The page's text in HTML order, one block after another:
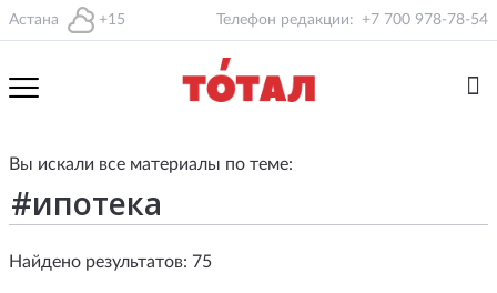
Астана +15 Телефон редакции: +7 700 978-78-54
Вы искали все материалы по теме:
Найдено результатов: 75